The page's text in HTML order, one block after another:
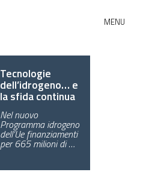
MENU
Tecnologie
dell’idrogeno… e
la sfida continua
Nel nuovo
Programma idrogeno
dell’Ue finanziamenti
per 665 milioni di …